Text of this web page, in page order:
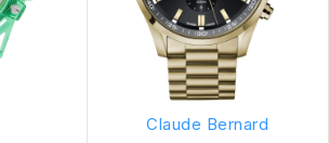
Claude Bernard